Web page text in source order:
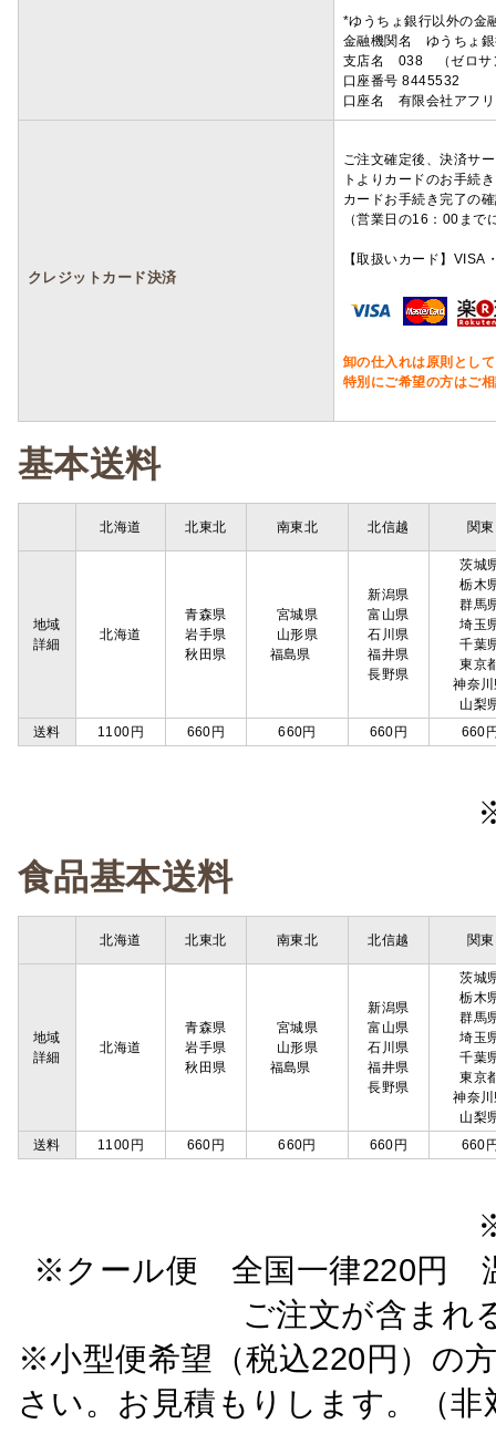
*ゆうちょ銀行以外の金
金融機関名 ゆうちょ
支店名 038 （ゼロサ
口座番号 8445532
口座名 有限会社アフ
クレジットカード決済
ご注文確定後、決済サ
トよりカードのお手続
カードお手続き完了の
（営業日の16：00ま
【取扱いカード】
卸の仕入れは原則とし
特別にご希望の方はご
基本送料
北海道 北東北 南東北 北信越 関東
地域
詳細
北海道
青森県
岩手県
秋田県
宮城県
山形県
福島県
新潟県
富山県
石川県
福井県
長野県
茨城
栃木
群馬
埼玉
千葉
東京
神奈
山梨
送料
1100円 660円 660円 660円 660
食品基本送料
北海道 北東北 南東北 北信越 関東
地域
詳細
北海道
青森県
岩手県
秋田県
宮城県
山形県
福島県
新潟県
富山県
石川県
福井県
長野県
茨城
栃木
群馬
埼玉
千葉
東京
神奈
山梨
送料
1100円 660円 660円 660円 660
※クール便 全国一律220円
ご注文が含ま
※小型便希望（税込220円）の
さい。お見積もりします。（非